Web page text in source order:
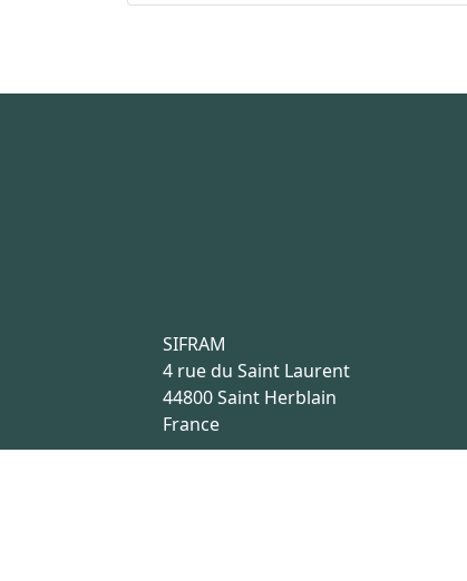
SIFRAM
4 rue du Saint Laurent
44800 Saint Herblain
France